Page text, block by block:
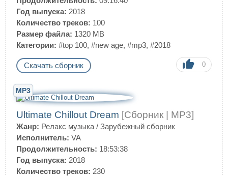
Год выпуска: 2018
Количество треков: 100
Размер файла: 1320 MB
Категории: #top 100, #new age, #mp3, #2018
Скачать сборник 0
MP3
Ultimate Chillout Dream [Сборник | MP3]
Жанр: Релакс музыка / Зарубежный сборник
Исполнитель: VA
Продолжительность: 18:53:38
Год выпуска: 2018
Количество треков: 230